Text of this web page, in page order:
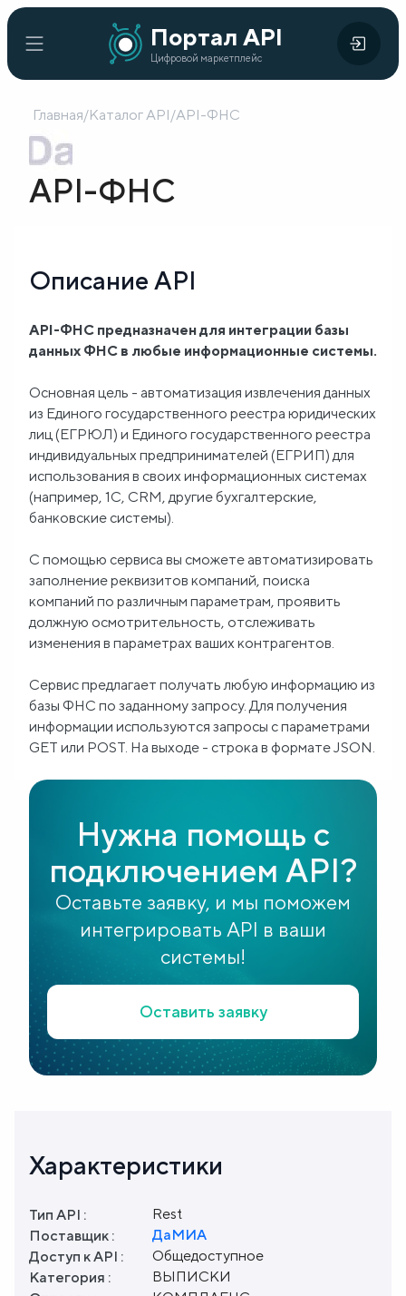
Портал API
Цифровой маркетплейс
Портал
API
Цифровой
маркетплейс
Главная
Каталог
API
внедрения
решения
Блог
О
нас
FAQ
Главная/Каталог API/API-ФНС
API-ФНС
Описание API
API-ФНС предназначен для интеграции базы
данных ФНС в любые информационные системы.
Основная цель - автоматизация извлечения данных
из Единого государственного реестра юридических
лиц (ЕГРЮЛ) и Единого государственного реестра
индивидуальных предпринимателей (ЕГРИП) для
использования в своих информационных системах
(например, 1С, CRM, другие бухгалтерские,
банковские системы).
С помощью сервиса вы сможете автоматизировать
заполнение реквизитов компаний, поиска
компаний по различным параметрам, проявить
должную осмотрительность, отслеживать
изменения в параметрах ваших контрагентов.
Сервис предлагает получать любую информацию из
базы ФНС по заданному запросу. Для получения
информации используются запросы с параметрами
GET или POST. На выходе - строка в формате JSON.
Нужна помощь с
подключением API?
Оставьте заявку, и мы поможем
интегрировать API в ваши
системы!
Оставить заявку
Характеристики
Тип API :
Rest
Поставщик :
ДаМИА
Доступ к API :
Общедоступное
Категория :
ВЫПИСКИ